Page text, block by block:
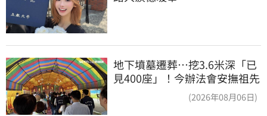
地下墳墓遷葬…挖3.6米深「已
見400座」！今辦法會安撫祖先
(2026年08月06日)